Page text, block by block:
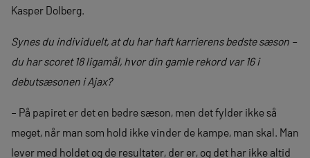
Kasper Dolberg.
Synes du individuelt, at du har haft karrierens bedste sæson –
du har scoret 18 ligamål, hvor din gamle rekord var 16 i
debutsæsonen i Ajax?
– På papiret er det en bedre sæson, men det fylder ikke så
meget, når man som hold ikke vinder de kampe, man skal. Man
lever med holdet og de resultater, der er, og det har ikke altid